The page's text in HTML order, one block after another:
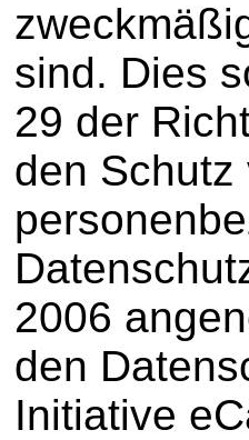
sind. Dies
29 der
den Schutz
2006
den
Initiative